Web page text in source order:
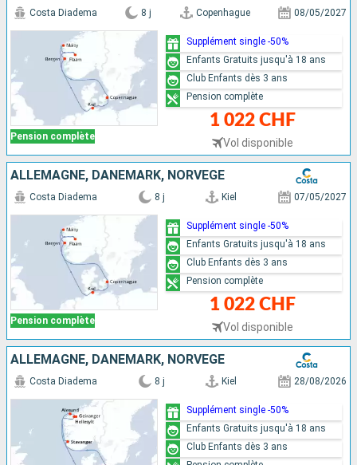
Pension complète
Costa Diadema 8 j Copenhague 08/05/2027
1 022 CHF
Vol disponible
Supplément single -50%
Enfants Gratuits jusqu'à 18 ans
Club Enfants dès 3 ans
Pension complète
ALLEMAGNE, DANEMARK, NORVÈGE
Pension complète
Costa Diadema 8 j Kiel 07/05/2027
1 022 CHF
Vol disponible
Supplément single -50%
Enfants Gratuits jusqu'à 18 ans
Club Enfants dès 3 ans
Pension complète
ALLEMAGNE, DANEMARK, NORVÈGE
Costa Diadema 8 j Kiel 28/08/2026
Supplément single -50%
Enfants Gratuits jusqu'à 18 ans
Club Enfants dès 3 ans